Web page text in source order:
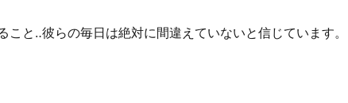
と‥彼らの毎日は絶対に間違えていないと信じています。